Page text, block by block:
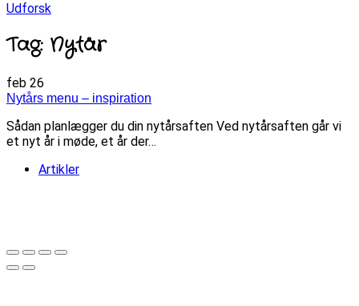
Udforsk
Tag: Nytår
feb 26
Nytårs menu – inspiration
Sådan planlægger du din nytårsaften Ved nytårsaften går vi
et nyt år i møde, et år der…
Artikler